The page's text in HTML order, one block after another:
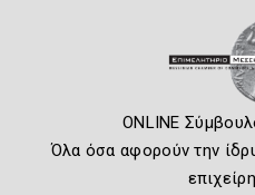
ONLINE
Όλα όσα αφορούν την